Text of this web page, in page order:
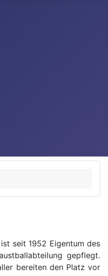
seit 1952 Eigentum des
gepflegt.
bereiten den Platz vor